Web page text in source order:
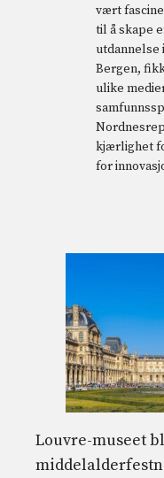
vært
til å skape
utdannelse
Bergen,
ulike
kjærlighet
for
Louvre-museet